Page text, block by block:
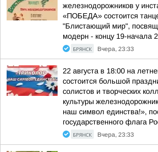
железнодорожников у
«ПОБЕДА» состоится
"Блистающий мир",
модерн - концу 19-начала
БРЯНСК Вчера, 23:33
22 августа в 18:00 на
состоится большой
солистов и творческих
культуры
наш символ единства!»,
государственного флага
БРЯНСК Вчера, 23:33